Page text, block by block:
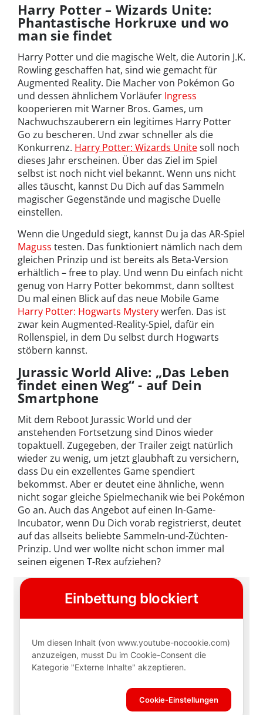
Harry Potter – Wizards Unite:
Phantastische Horkruxe und wo
man sie findet
Harry Potter und die magische Welt, die Autorin J.K.
Rowling geschaffen hat, sind wie gemacht für
Augmented Reality. Die Macher von Pokémon Go
und dessen ähnlichem Vorläufer Ingress
kooperieren mit Warner Bros. Games, um
Nachwuchszauberern ein legitimes Harry Potter
Go zu bescheren. Und zwar schneller als die
Konkurrenz. Harry Potter: Wizards Unitesoll noch
dieses Jahr erscheinen. Über das Ziel im Spiel
selbst ist noch nicht viel bekannt. Wenn uns nicht
alles täuscht, kannst Du Dich auf das Sammeln
magischer Gegenstände und magische Duelle
einstellen.
Wenn die Ungeduld siegt, kannst Du ja das AR-Spiel
Maguss testen. Das funktioniert nämlich nach dem
gleichen Prinzip und ist bereits als Beta-Version
erhältlich – free to play. Und wenn Du einfach nicht
genug von Harry Potter bekommst, dann solltest
Du mal einen Blick auf das neue Mobile Game
Harry Potter: Hogwarts Mysterywerfen. Das ist
zwar kein Augmented-Reality-Spiel, dafür ein
Rollenspiel, in dem Du selbst durch Hogwarts
stöbern kannst.
Jurassic World Alive: „Das Leben
findet einen Weg“ - auf Dein
Smartphone
Mit dem Reboot Jurassic World und der
anstehenden Fortsetzung sind Dinos wieder
topaktuell. Zugegeben, der Trailer zeigt natürlich
wieder zu wenig, um jetzt glaubhaft zu versichern,
dass Du ein exzellentes Game spendiert
bekommst. Aber er deutet eine ähnliche, wenn
nicht sogar gleiche Spielmechanik wie bei Pokémon
Go an. Auch das Angebot auf einen In-Game-
Incubator, wenn Du Dich vorab registrierst, deutet
auf das allseits beliebte Sammeln-und-Züchten-
Prinzip. Und wer wollte nicht schon immer mal
seinen eigenen T-Rex aufziehen?